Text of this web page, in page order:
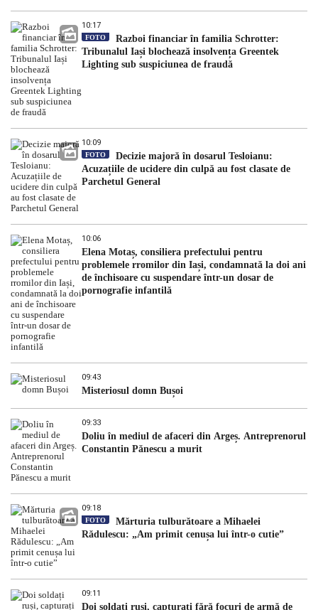
10:17
FOTO
Razboi financiar în familia Schrotter:
Tribunalul Iași blochează insolvența Greentek
Lighting sub suspiciunea de fraudă
10:09
FOTO
Decizie majoră în dosarul Tesloianu:
Acuzațiile de ucidere din culpă au fost clasate de
Parchetul General
10:06
Elena Motaș, consiliera prefectului pentru
problemele rromilor din Iași, condamnată la doi ani
de închisoare cu suspendare într-un dosar de
pornografie infantilă
09:43
Misteriosul domn Bușoi
09:33
Doliu în mediul de afaceri din Argeș. Antreprenorul
Constantin Pănescu a murit
09:18
FOTO
Mărturia tulburătoare a Mihaelei
Rădulescu: „Am primit cenușa lui într-o cutie”
09:11
Doi soldați ruși, capturați fără focuri de armă de